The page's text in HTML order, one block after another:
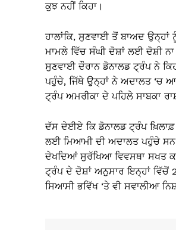
ਕੁਝ ਨਹੀਂ ਕਿਹਾ।
ਹਾਲਾਂਕਿ, ਸੁਣਵਾਈ ਤੋਂ ਬਾਅਦ
ਮਾਮਲੇ ਵਿੱਚ ਸੰਘੀ ਦੋਸ਼ਾਂ ਲਈ ਦੋਸ਼ੀ
ਸੁਣਵਾਈ ਦੌਰਾਨ ਡੋਨਾਲਡ ਟ੍ਰੰਪ ਨੇ
ਪਹੁੰਚੇ, ਜਿੱਥੇ ਉਨ੍ਹਾਂ ਨੇ ਅਦਾਲਤ ‘ਚ
ਟ੍ਰੰਪ ਅਮਰੀਕਾ ਦੇ ਪਹਿਲੇ ਸਾਬਕਾ
ਦੱਸ ਦੇਈਏ ਕਿ ਡੋਨਾਲਡ ਟ੍ਰੰਪ
ਲਈ ਮਿਆਮੀ ਦੀ ਅਦਾਲਤ ਪਹੁੰਚੇ
ਦੇਖਦਿਆਂ ਸੁਰੱਖਿਆ ਵਿਵਸਥਾ ਸਖਤ
ਟ੍ਰੰਪ ਦੇ ਦੋਸ਼ਾਂ ਅਨੁਸਾਰ ਇਨ੍ਹਾਂ ਵਿੱਚੋਂ
ਸਿਆਸੀ ਭਵਿੱਖ ‘ਤੇ ਵੀ ਸਵਾਲੀਆ